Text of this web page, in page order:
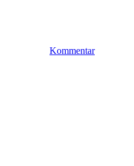
Kommentar